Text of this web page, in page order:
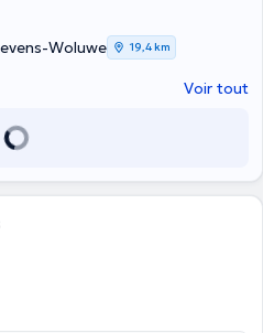
Woluwe
19,4 km
Voir tout